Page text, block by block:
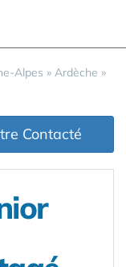
Alpes » Ardèche »
Contacté